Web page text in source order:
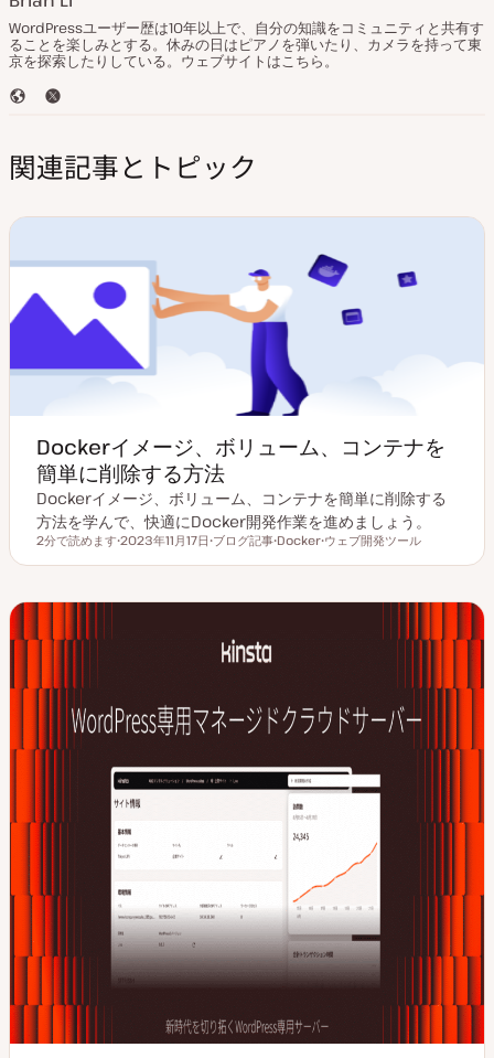
WordPressユーザー歴は10年以上で、自分の知識をコミュニティと共有す
ることを楽しみとする。休みの日はピアノを弾いたり、カメラを持って東
京を探索したりしている。ウェブサイトはこちら。
ウ
サ
イ
T
t
t
r
関連記事とトピック
Dockerイメージ、ボリューム、コンテナを
簡単に削除する方法
Dockerイメージ、ボリューム、コンテナを簡単に削除する
方法を学んで、快適にDocker開発作業を進めましょう。
読むのにかかる時間
2分で読めます
新
2023年11月17日
稿
ブログ記事
ピ
Docker
ピ
ウェブ開発ツール